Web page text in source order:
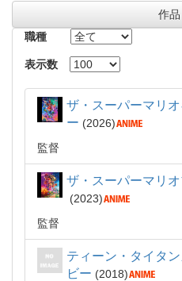
作品
職種
表示数
ザ・スーパーマリ
ー
2026
監督
ザ・スーパーマリ
2023
監督
ティーン・タイタ
ビー
2018